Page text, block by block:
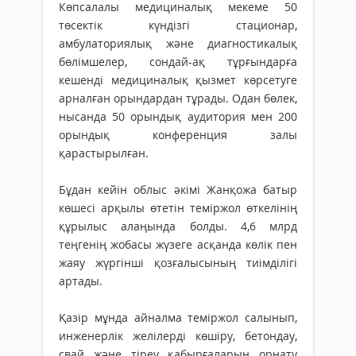
Көпсалалы медициналық мекеме 50
төсектік күндізгі стационар,
амбулаториялық және диагностикалық
бөлімшелер, сондай-ақ тұрғындарға
кешенді медициналық қызмет көрсетуге
арналған орындардан тұрады. Одан бөлек,
нысанда 50 орындық аудитория мен 200
орындық конференция залы
қарастырылған.
Бұдан кейін облыс әкімі Жанқожа батыр
көшесі арқылы өтетін теміржол өткелінің
құрылыс алаңында болды. 4,6 млрд
теңгенің жобасы жүзеге асқанда көлік пен
жаяу жүргінші қозғалысының тиімділігі
артады.
Қазір мұнда айналма теміржол салынып,
инженерлік желілерді көшіру, бетондау,